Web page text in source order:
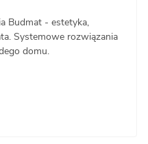
Budmat - estetyka,
Systemowe rozwiązania
domu.